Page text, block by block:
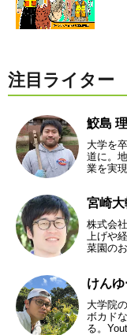
注目ライター
鮫島
大学を
道に。
業を実
宮崎大
株式会
上げや
菜園の
けんゆ
大学院
ボカド
る。